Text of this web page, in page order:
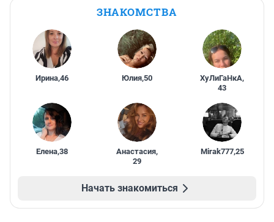
ЗНАКОМСТВА
Ирина,46 Юлия,50 ХуЛиГаНкА,
43
Елена,38 Анастасия,
29
Mirak777,25
Начать знакомиться